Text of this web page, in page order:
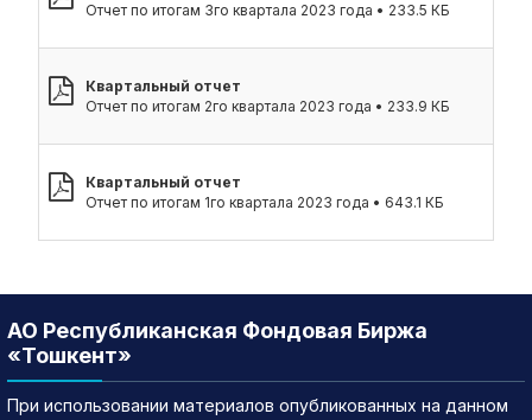
Отчет по итогам 3го квартала 2023 года • 233.5 КБ
Квартальный отчет
Отчет по итогам 2го квартала 2023 года • 233.9 КБ
Квартальный отчет
Отчет по итогам 1го квартала 2023 года • 643.1 КБ
АО Республиканская Фондовая Биржа
«Тошкент»
При использовании материалов опубликованных на данном